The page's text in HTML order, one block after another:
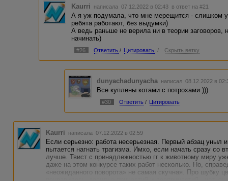
Kaurri написала 07.12.2022 в 02:43 в ответ на #21
А я уж подумала, что мне мерещится - слишком
ребята работают, без выдумки)
А ведь раньше не верила ни в теории заговоров,
начинать)
#26 Ответить / Цитировать / Скрыть ветку
dunyachadunyacha написал 08.12.2022 в
Все куплены котами с потрохами )))
#30 Ответить / Цитировать
Kaurri написала 07.12.2022 в 02:59
Если серьезно: работа несерьезная. Первый абзац уныл
пытается нагнать трагизма. Имхо, если начать сразу со
лучше. Твист с принадлежностью гг к животному миру
даже на этом конкурсе таких работ несколько. Но,
«неожиданного поворота» не самая скучная. Про шубку